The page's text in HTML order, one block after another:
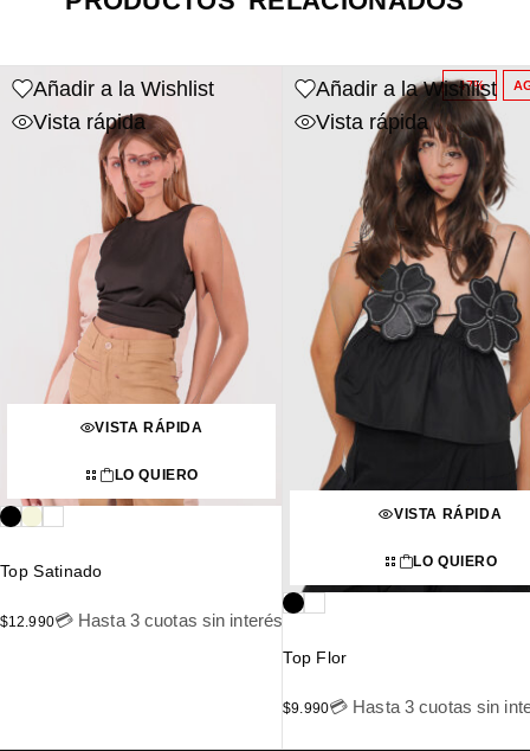
Añadir a la Wishlist
Vista rápida
VISTA RÁPIDA
LO QUIERO
Top Satinado
$12.990💳 Hasta 3 cuotas sin interés
-47%
Añadir a la Wishlist
Vista rápida
VISTA RÁPIDA
LO QUIERO
Top Flor
$9.990💳 Hasta 3 cuotas sin